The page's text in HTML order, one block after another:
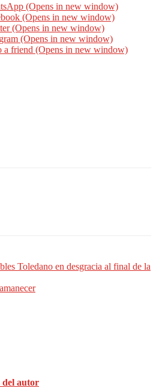
(Opens in new window)
(Opens in new window)
(Opens in new window)
(Opens in new window)
a friend (Opens in new window)
Toledano en desgracia al final de la
del autor